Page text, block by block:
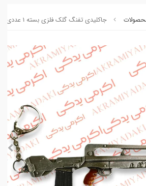
جاکلیدی تفنگ گلک فلزی بسته 1 عددی کد 4004828